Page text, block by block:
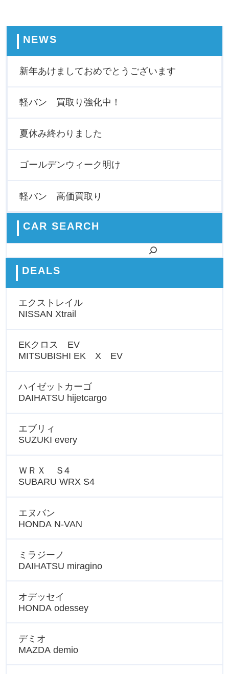
NEWS
新年あけましておめでとうございます
軽バン 買取り強化中！
夏休み終わりました
ゴールデンウィーク明け
軽バン 高価買取り
CAR SEARCH
DEALS
エクストレイル
NISSAN Xtrail
EKクロス EV
MITSUBISHI EK X EV
ハイゼットカーゴ
DAIHATSU hijetcargo
エブリィ
SUZUKI every
ＷＲＸ Ｓ4
SUBARU WRX S4
エヌバン
HONDA N-VAN
ミラジーノ
DAIHATSU miragino
オデッセイ
HONDA odessey
デミオ
MAZDA demio